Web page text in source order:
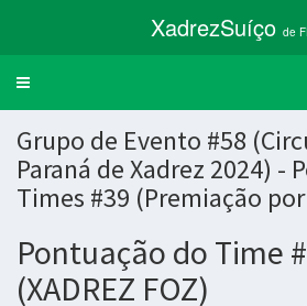
XadrezSuíço de
Trocar
Grupo de Evento #58
Paraná de Xadrez 2024) -
Times #39 (Premiação
Pontuação do Time
(XADREZ FOZ)